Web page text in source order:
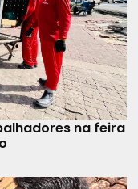
na feira